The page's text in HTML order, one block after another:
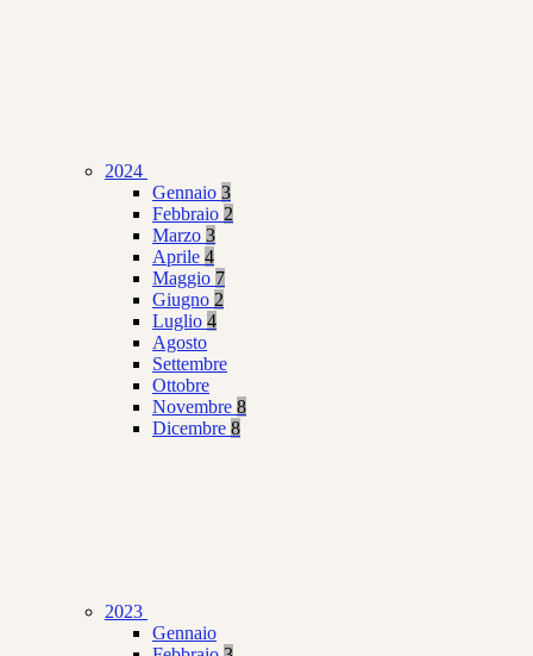
2024
Gennaio 3
Febbraio 2
Marzo 3
Aprile 4
Maggio 7
Giugno 2
Luglio 4
Agosto
Settembre
Ottobre
Novembre 8
Dicembre 8
2023
Gennaio